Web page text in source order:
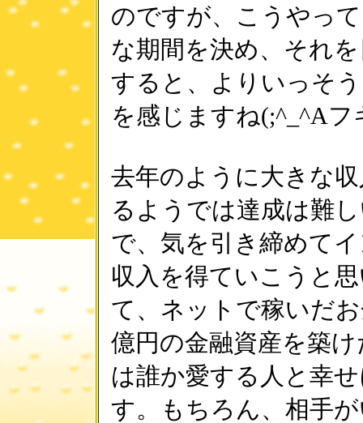
のですが、こうやっ
な期間を決め、それ
すると、よりいっそ
を感じますね(;^_^Aフ
去年のように大きな
るようでは達成は難
で、気を引き締めて
収入を得ていこうと
て、ネットで稼いだ
億円の金融資産を築
は誰か愛する人と幸
す。もちろん、相手